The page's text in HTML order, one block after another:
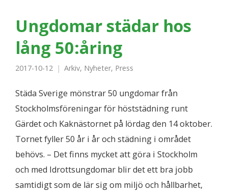
Ungdomar städar hos
lång 50:åring
2017-10-12 Arkiv, Nyheter, Press
Städa Sverige mönstrar 50 ungdomar från
Stockholmsföreningar för höststädning runt
Gärdet och Kaknästornet på lördag den 14 oktober.
Tornet fyller 50 år i år och städning i området
behövs. – Det finns mycket att göra i Stockholm
och med Idrottsungdomar blir det ett bra jobb
samtidigt som de lär sig om miljö och hållbarhet,